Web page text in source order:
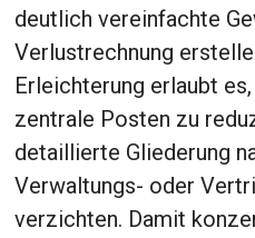
deutlich vereinfachte
Verlustrechnung
Erleichterung erlaubt
zentrale Posten zu
detaillierte Gliederung
Verwaltungs- oder
verzichten. Damit